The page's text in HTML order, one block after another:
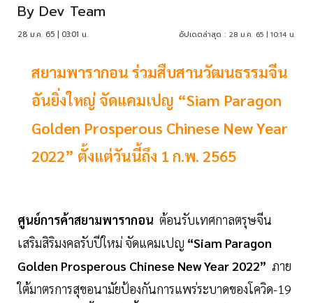
By Dev Team
28 ม.ค. 65 | 03:01 น. อัปเดตล่าสุด : 28 ม.ค. 65 | 10:14 น.
สยามพารากอน ร่วมสืบสานวัฒนธรรมจีน
อันยิ่งใหญ่ จัดแคมเปญ “Siam Paragon
Golden Prosperous Chinese New Year
2022” ตั้งแต่วันนี้ถึง 1 ก.พ. 2565
ศูนย์การค้าสยามพารากอน ต้อนรับเทศกาลตรุษจีน
เสริมสิริมงคลรับปีใหม่ จัดแคมเปญ “Siam Paragon
Golden Prosperous Chinese New Year 2022” ภาย
ใต้มาตรการสุขอนามัยป้องกันการแพร่ระบาดของโควิด-19